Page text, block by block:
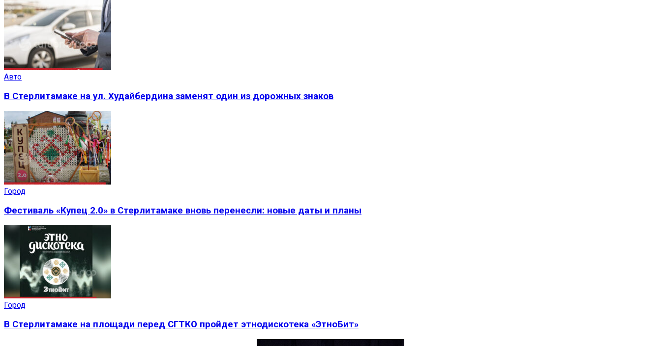
Авто
В Стерлитамаке на ул. Худайбердина заменят один из дорожных знаков
Город
Фестиваль «Купец 2.0» в Стерлитамаке вновь перенесли: новые даты и планы
Город
В Стерлитамаке на площади перед СГТКО пройдет этнодискотека «ЭтноБит»